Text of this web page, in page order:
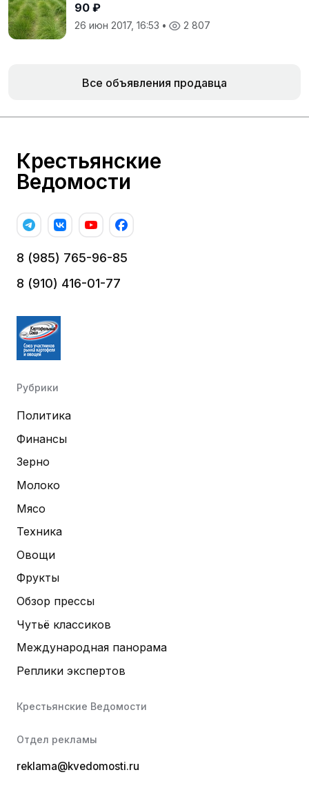
90 ₽
26 июн 2017, 16:53 • 2 807
Все объявления продавца
Крестьянские
Ведомости
8 (985) 765-96-85
8 (910) 416-01-77
Рубрики
Политика
Финансы
Зерно
Молоко
Мясо
Техника
Овощи
Фрукты
Обзор прессы
Чутьё классиков
Международная панорама
Реплики экспертов
Крестьянские Ведомости
Отдел рекламы
reklama@kvedomosti.ru